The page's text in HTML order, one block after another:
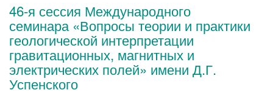
46-я сессия Международного
семинара «Вопросы теории и практики
геологической интерпретации
гравитационных, магнитных и
электрических полей» имени Д.Г.
Успенского